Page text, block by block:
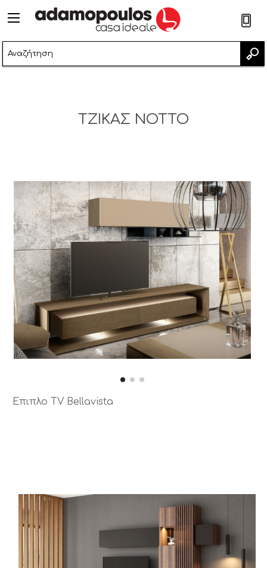
ΤΖΙΚΑΣ NOTTO
Έπιπλο TV Bellavista